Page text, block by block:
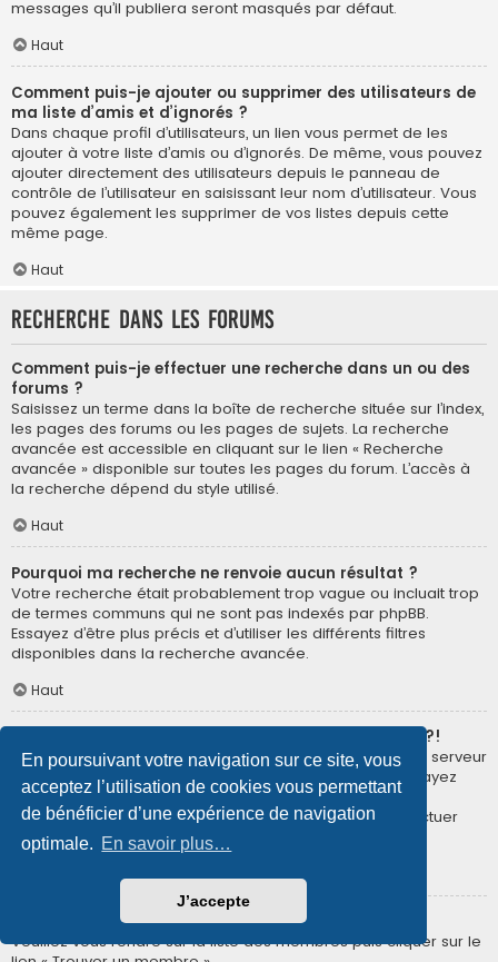
En poursuivant votre navigation sur ce site, vous
acceptez l’utilisation de cookies vous permettant
de bénéficier d’une expérience de navigation
optimale. En savoir plus…
J’accepte
messages qu’il publiera seront masqués par défaut.
Haut
Comment puis-je ajouter ou supprimer des utilisateurs de
ma liste d’amis et d’ignorés ?
Dans chaque profil d’utilisateurs, un lien vous permet de les
ajouter à votre liste d’amis ou d’ignorés. De même, vous pouvez
ajouter directement des utilisateurs depuis le panneau de
contrôle de l’utilisateur en saisissant leur nom d’utilisateur. Vous
pouvez également les supprimer de vos listes depuis cette
même page.
Haut
Recherche dans les forums
Comment puis-je effectuer une recherche dans un ou des
forums ?
Saisissez un terme dans la boîte de recherche située sur l’index,
les pages des forums ou les pages de sujets. La recherche
avancée est accessible en cliquant sur le lien « Recherche
avancée » disponible sur toutes les pages du forum. L’accès à
la recherche dépend du style utilisé.
Haut
Pourquoi ma recherche ne renvoie aucun résultat ?
Votre recherche était probablement trop vague ou incluait trop
de termes communs qui ne sont pas indexés par phpBB.
Essayez d’être plus précis et d’utiliser les différents filtres
disponibles dans la recherche avancée.
Haut
Pourquoi ma recherche renvoie à une page blanche ?!
Votre recherche a renvoyé trop de résultats pour que le serveur
puisse les afficher. Utilisez la recherche avancée et essayez
d’être plus précis dans les termes employés et dans la
sélection des forums dans lesquels vous souhaitez effectuer
une recherche.
Comment puis-je rechercher des membres ?
Veuillez vous rendre sur la liste des membres puis cliquer sur le